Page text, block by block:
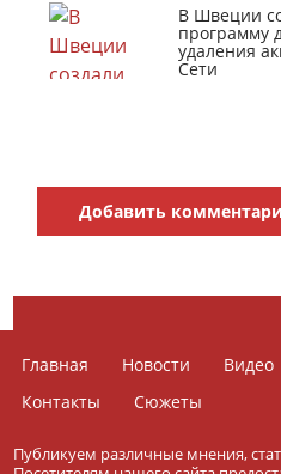
В Швеции
программу
удаления
Сети
Добавить
Главная Новости Видео
Контакты
Сюжеты
Публикуем различные мнения,